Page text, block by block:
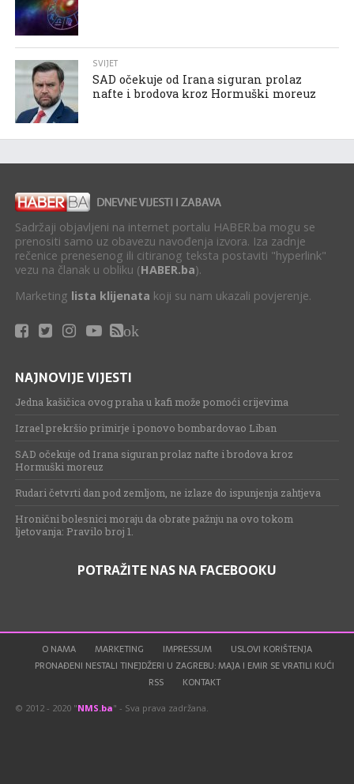
SVIJET
SAD očekuje od Irana siguran prolaz
nafte i brodova kroz Hormuški moreuz
Sadržaji objavljeni na internet portalu HABER.ba mogu se
prenositi samo uz obavezu navođenja izvora. Iza zadnje
rečenice prenesenog ili citiranog teksta postaviti "hyperlink"
vezu na članak u obliku (HABER.ba).
Marketing lista klijenata koji su nam ukazali povjerenje.
ok
NAJNOVIJE VIJESTI
Jedna kašičica ovog praha u kafi može pomoći crijevima
Izrael prekršio primirje i ponovo bombardovao Liban
SAD očekuje od Irana siguran prolaz nafte i brodova kroz
Hormuški moreuz
Rudari četvrti dan pod zemljom, ne izlaze do ispunjenja zahtjeva
Hronični bolesnici moraju da obrate pažnju na ovo tokom
ljetovanja: Pravilo broj 1.
POTRAŽITE NAS NA FACEBOOKU
O NAMA MARKETING IMPRESSUM
USLOVI KORIŠTENJA
PRONAĐENI NESTALI TINEJDŽERI U ZAGREBU: MAJA I EMIR SE VRATILI KUĆI
RSS
KONTAKT
© 2012 - 2020 "NMS.ba" - Sva prava zadržana.